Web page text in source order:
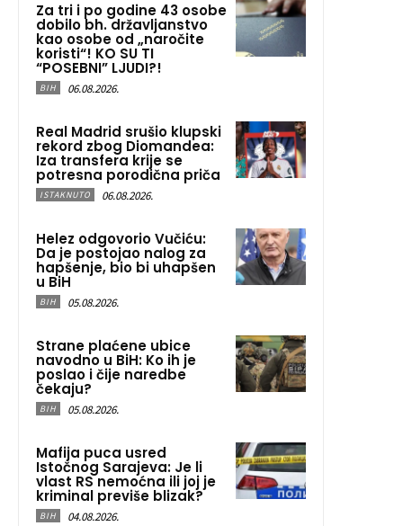
Za tri i po godine 43 osobe
dobilo bh. državljanstvo
kao osobe od „naročite
koristi“! KO SU TI
“POSEBNI” LJUDI?!
BIH 06.08.2026.
Real Madrid srušio klupski
rekord zbog Diomandea:
Iza transfera krije se
potresna porodična priča
ISTAKNUTO 06.08.2026.
Helez odgovorio Vučiću:
Da je postojao nalog za
hapšenje, bio bi uhapšen
u BiH
BIH 05.08.2026.
Strane plaćene ubice
navodno u BiH: Ko ih je
poslao i čije naredbe
čekaju?
BIH 05.08.2026.
Mafija puca usred
Istočnog Sarajeva: Je li
vlast RS nemoćna ili joj je
kriminal previše blizak?
BIH 04.08.2026.